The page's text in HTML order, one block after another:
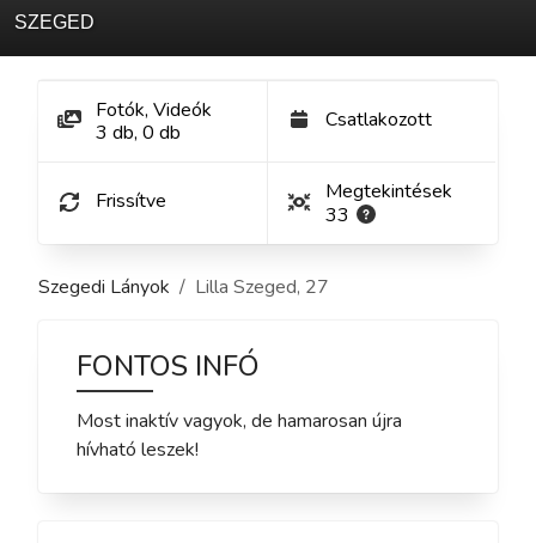
SZEGED
Fotók, Videók
3 db, 0 db Csatlakozott
Frissítve
Megtekintések
33
Szegedi Lányok Lilla Szeged, 27
FONTOS INFÓ
Most inaktív vagyok, de hamarosan újra
hívható leszek!